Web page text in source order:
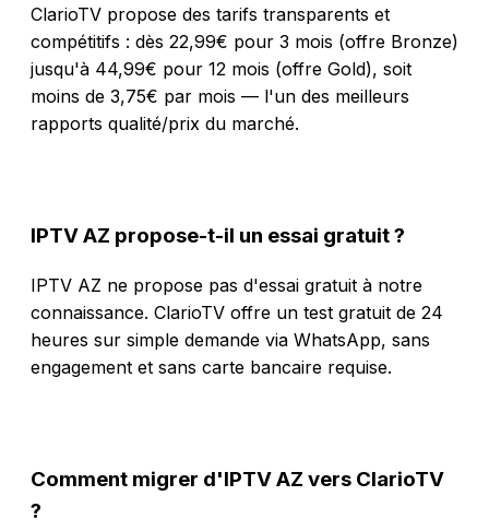
ClarioTV propose des tarifs transparents et
compétitifs : dès 22,99€ pour 3 mois (offre Bronze)
jusqu'à 44,99€ pour 12 mois (offre Gold), soit
moins de 3,75€ par mois — l'un des meilleurs
rapports qualité/prix du marché.
IPTV AZ propose-t-il un essai gratuit ?
IPTV AZ ne propose pas d'essai gratuit à notre
connaissance. ClarioTV offre un test gratuit de 24
heures sur simple demande via WhatsApp, sans
engagement et sans carte bancaire requise.
Comment migrer d'IPTV AZ vers ClarioTV
?